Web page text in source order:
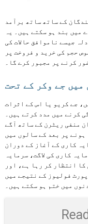
کے ساتھ ساتھ برآمد
میں بند ہو سکتے ہیں۔ یہ
جیسے ناموافق حالات کی
حجم کی خرید و فروخت پر
غور کرنے پر مجبور کرے گا۔
میں جے وکر کے تحت
جے کریو یا اس کے اثرات
کرنے میں مدد کرتے ہیں۔
منفی ریٹرن کے ساتھ آگے
پر بعد کے سالوں میں
کاری کے آغاز کے دوران
کاری کی لاگت، سرمایہ
انتظار کر رہا ہے، اور
فولیوز کے نتیجے میں
میں ختم ہو سکتے ہیں۔